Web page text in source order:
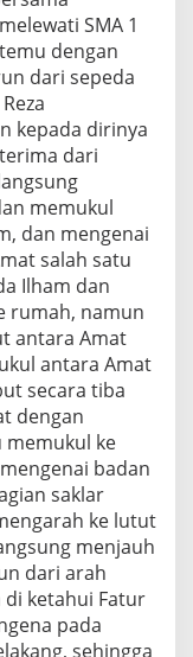
SMA 1
dengan
dari sepeda
kepada dirinya
dari
memukul
dan mengenai
salah satu
Ilham dan
rumah, namun
antara Amat
antara Amat
secara tiba
dengan
memukul ke
badan
saklar
ke lutut
menjauh
dari arah
di ketahui Fatur
pada
sehingga